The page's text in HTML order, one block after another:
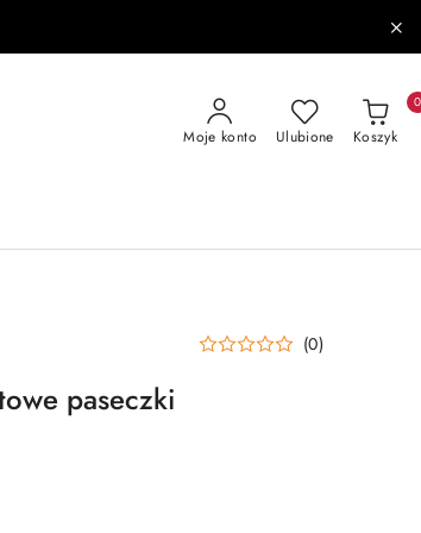
Moje konto Ulubione Koszyk
0
(0)
paseczki